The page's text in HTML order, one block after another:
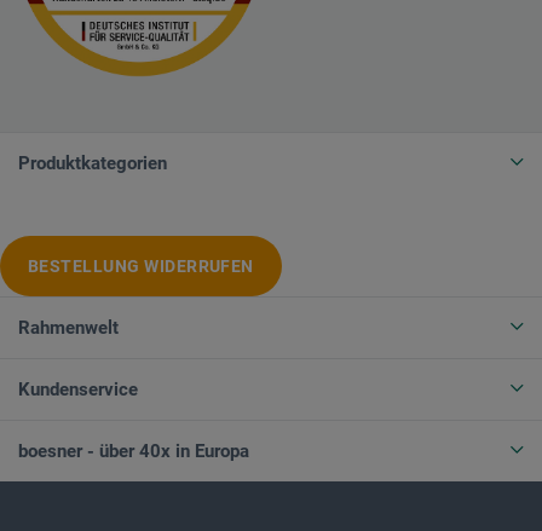
Produktkategorien
BESTELLUNG WIDERRUFEN
Rahmenwelt
Kundenservice
boesner - über 40x in Europa